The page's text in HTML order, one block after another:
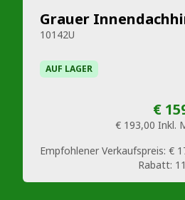
Grauer
10142U
AUF LAGER
€
€ 193,00 Inkl.
Empfohlener Verkaufspreis: €
Rabatt: